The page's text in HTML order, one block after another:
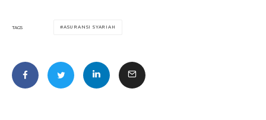
TAGS ASURANSI SYARIAH